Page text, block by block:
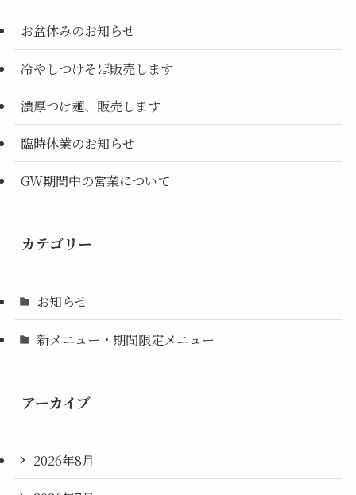
お盆休みのお知らせ
冷やしつけそば販売します
濃厚つけ麺、販売します
臨時休業のお知らせ
GW期間中の営業について
カテゴリー
お知らせ
新メニュー・期間限定メニュー
アーカイブ
2026年8月